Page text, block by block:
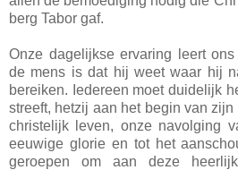
berg Tabor gaf.
Onze dagelijkse ervaring leert
de mens is dat hij weet waar hij
bereiken. Iedereen moet duidelijk
streeft, hetzij aan het begin van
christelijk leven, onze navolging
eeuwige glorie en tot het
geroepen om aan deze